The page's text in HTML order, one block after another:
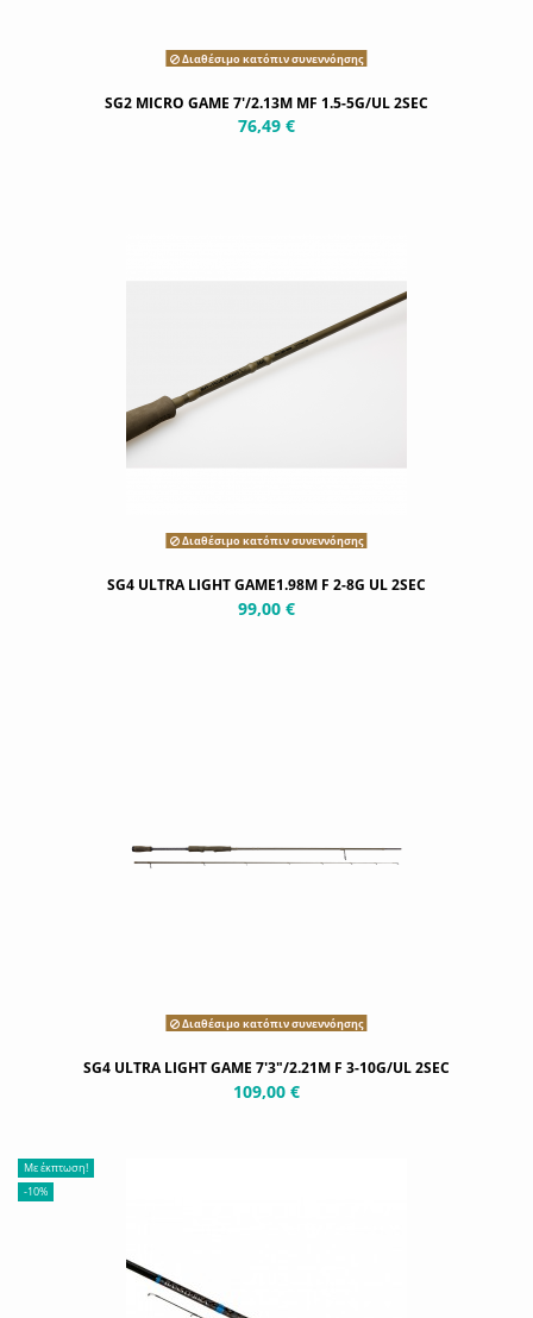
Διαθέσιμο κατόπιν συνεννόησης
SG2 MICRO GAME 7'/2.13M MF 1.5-5G/UL 2SEC
76,49 €
Διαθέσιμο κατόπιν συνεννόησης
SG4 ULTRA LIGHT GAME1.98M F 2-8G UL 2SEC
99,00 €
Διαθέσιμο κατόπιν συνεννόησης
SG4 ULTRA LIGHT GAME 7'3"/2.21M F 3-10G/UL 2SEC
109,00 €
Με έκπτωση!
-10%